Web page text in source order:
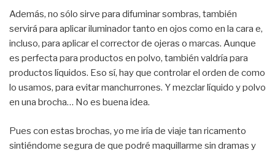
Además, no sólo sirve para difuminar sombras, también
servirá para aplicar iluminador tanto en ojos como en la cara e,
incluso, para aplicar el corrector de ojeras o marcas. Aunque
es perfecta para productos en polvo, también valdría para
productos líquidos. Eso sí, hay que controlar el orden de como
lo usamos, para evitar manchurrones. Y mezclar líquido y polvo
en una brocha… No es buena idea.
Pues con estas brochas, yo me iría de viaje tan ricamento
sintiéndome segura de que podré maquillarme sin dramas y